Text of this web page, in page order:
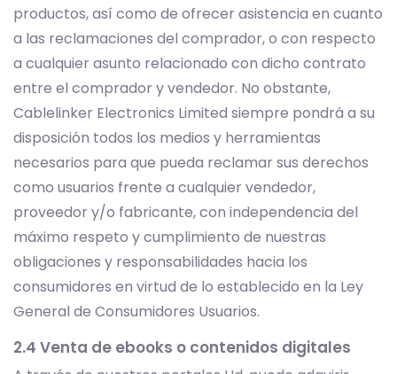
productos, así como de ofrecer asistencia en cuanto
a las reclamaciones del comprador, o con respecto
a cualquier asunto relacionado con dicho contrato
entre el comprador y vendedor. No obstante,
Cablelinker Electronics Limited siempre pondrá a su
disposición todos los medios y herramientas
necesarios para que pueda reclamar sus derechos
como usuarios frente a cualquier vendedor,
proveedor y/o fabricante, con independencia del
máximo respeto y cumplimiento de nuestras
obligaciones y responsabilidades hacia los
consumidores en virtud de lo establecido en la Ley
General de Consumidores Usuarios.
2.4 Venta de ebooks o contenidos digitales